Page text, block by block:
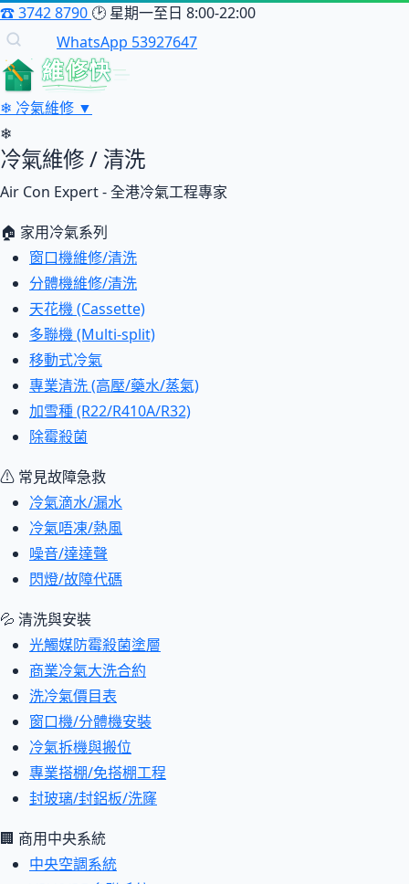
☎3742 8790 🕑 星期一至日 8:00-22:00
WhatsApp 53927647
維修快
❄ 冷氣維修 ▼
❄
冷氣維修 / 清洗
Air Con Expert - 全港冷氣工程專家
🏠 家用冷氣系列
窗口機維修/清洗
分體機維修/清洗
天花機 (Cassette)
多聯機 (Multi-split)
移動式冷氣
專業清洗 (高壓/藥水/蒸氣)
加雪種 (R22/R410A/R32)
除霉殺菌
⚠ 常見故障急救
冷氣滴水/漏水
冷氣唔凍/熱風
噪音/達達聲
閃燈/故障代碼
💦 清洗與安裝
光觸媒防霉殺菌塗層
商業冷氣大洗合約
洗冷氣價目表
窗口機/分體機安裝
冷氣拆機與搬位
專業搭棚/免搭棚工程
封玻璃/封鋁板/洗窿
🏢 商用中央系統
中央空調系統